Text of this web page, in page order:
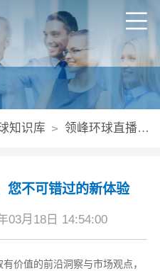
知识库 领峰环球直播间怎么样
您不可错过的新体验
03月18日 14:54:00
价值的前沿洞察与市场观点，